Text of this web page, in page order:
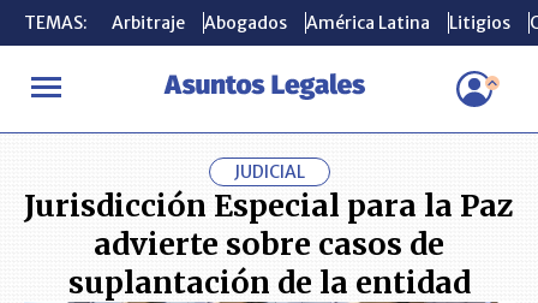
TEMAS: Arbitraje Abogados América Latina Litigios
INICIO ACTUALIDAD Jurisdicción Especial para la Paz
TEMAS: Arbitraje Abogados América Latina Litigios
JUDICIAL
Jurisdicción Especial para la Paz
advierte sobre casos de
suplantación de la entidad